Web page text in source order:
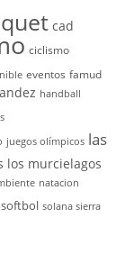
cad
ciclismo
eventos famud
handball
juegos olímpicos las
los murcielagos
natacion
softbol solana sierra